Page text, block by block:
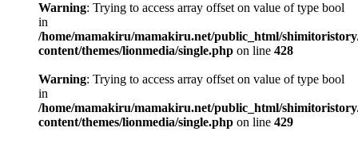
Warning: Trying to access array offset on value of type bool
in
/home/mamakiru/mamakiru.net/public_html/
content/themes/lionmedia/single.php on line 428
Warning: Trying to access array offset on value of type bool
in
/home/mamakiru/mamakiru.net/public_html/
content/themes/lionmedia/single.php on line 429